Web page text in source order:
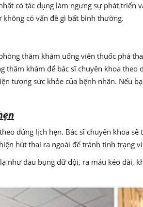
có tác dụng làm ngưng sự phát
có vấn đề gì bất bình thường.
thăm khám uống viên thuốc phá
thăm khám để bác sĩ chuyên khoa
tượng sức khỏe của bệnh nhân. Nếu
đúng lịch hẹn. Bác sĩ chuyên khoa
hút thai ra ngoài để tránh tình trạng
như đau bụng dữ dội, ra máu kéo dài,